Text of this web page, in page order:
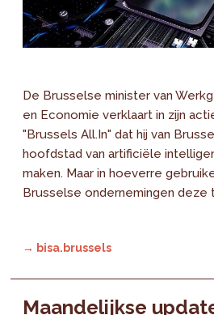
De Brusselse minister van
en Economie verklaart in zijn
"Brussels All.In" dat hij van
hoofdstad van artificiële
maken. Maar in hoeverre
Brusselse ondernemingen deze
→ bisa.brussels
Maandelijkse